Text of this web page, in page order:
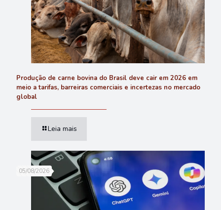
Produção de carne bovina do Brasil deve cair em 2026 em
meio a tarifas, barreiras comerciais e incertezas no mercado
global
Leia mais
05/08/2026